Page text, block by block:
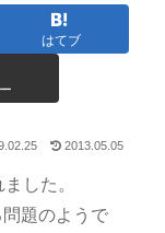
はてブ
2013.05.05
した。
題のようで